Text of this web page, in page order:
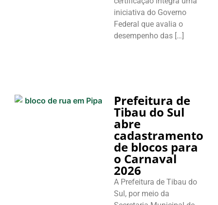
iniciativa do Governo
Federal que avalia o
desempenho das […]
Prefeitura de
Tibau do Sul
abre
cadastramento
de blocos para
o Carnaval
2026
A Prefeitura de Tibau do
Sul, por meio da